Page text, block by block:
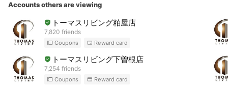
Accounts others are viewing
トーマスリビング粕屋店
7,820 friends
Coupons Reward card
トーマスリビング下曽根店
7,254 friends
Coupons Reward card